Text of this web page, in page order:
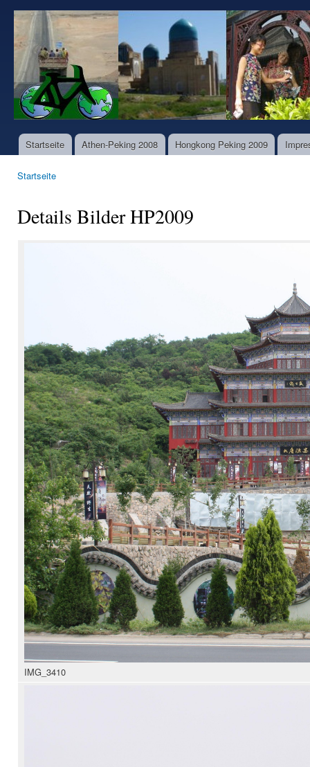
www.world-
bike-
tours.com
Hauptmenü
Startseite Athen-Peking 2008 Hongkong Peking 2009
Startseite
Details Bilder HP2009
IMG_3410